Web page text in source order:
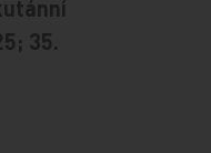
35.